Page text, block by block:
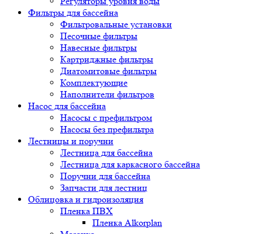
Фильтры для бассейна
Фильтровальные установки
Песочные фильтры
Навесные фильтры
Картриджные фильтры
Диатомитовые фильтры
Комплектующие
Наполнители фильтров
Насос для бассейна
Насосы с префильтром
Насосы без префильтра
Лестницы и поручни
Лестница для бассейна
Лестница для каркасного бассейна
Поручни для бассейна
Запчасти для лестниц
Облицовка и гидроизоляция
Пленка ПВХ
Пленка Alkorplan